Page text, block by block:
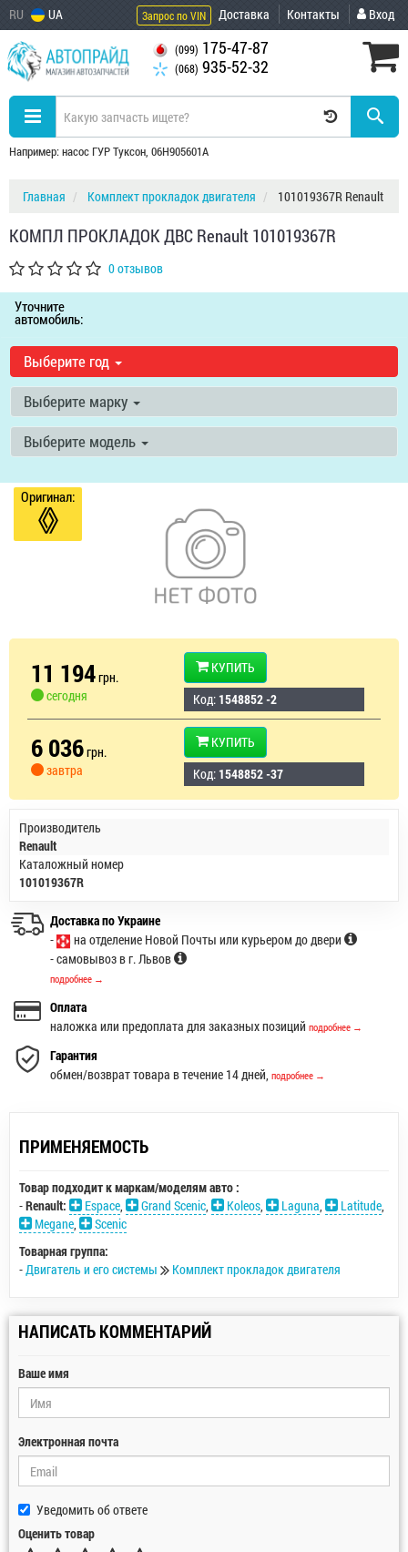
RU UA Запрос по VIN Доставка Контакты Вход
(099) 175-47-87
(068) 935-52-32
Например: насос ГУР Туксон, 06H905601A
Главная Комплект прокладок двигателя 101019367R Renault
КОМПЛ ПРОКЛАДОК ДВС Renault 101019367R
0 отзывов
Уточните
автомобиль:
Выберите год
Выберите марку
Выберите модель
Оригинал:
11 194грн.
сегодня
КУПИТЬ
Код: 1548852 -2
6 036грн.
завтра
КУПИТЬ
Код: 1548852 -37
Производитель
Renault
Каталожный номер
101019367R
Доставка по Украине
-
на отделение Новой Почты или курьером до двери
- самовывоз в г. Львов
подробнее →
Оплата
наложка или предоплата для заказных позиций подробнее →
Гарантия
обмен/возврат товара в течение 14 дней, подробнее →
ПРИМЕНЯЕМОСТЬ
Товар подходит к маркам/моделям авто :
-Renault: Espace, Grand Scenic, Koleos, Laguna, Latitude,
Megane,
Scenic
Товарная группа:
-Двигатель и его системы Комплект прокладок двигателя
НАПИСАТЬ КОММЕНТАРИЙ
Ваше имя
Электронная почта
Уведомить об ответе
Оценить товар